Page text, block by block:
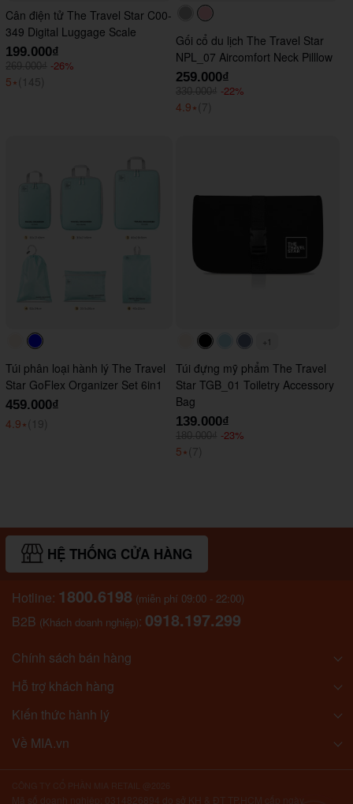
Cân điện tử The Travel Star C00-
349 Digital Luggage Scale
199.000₫
269.000₫ -26%
5⭑ (145)
#acacac
Gối cổ du lịch The Travel Star
NPL_07 Aircomfort Neck Pilllow
259.000₫
330.000₫ -22%
4.9⭑ (7)
#faf0e6
Túi phân loại hành lý The Travel
Star GoFlex Organizer Set 6in1
459.000₫
4.9⭑ (19)
#faf0e6#000000#ADD8E6
+1
Túi đựng mỹ phẩm The Travel
Star TGB_01 Toiletry Accessory
Bag
139.000₫
180.000₫ -23%
5⭑ (7)
HỆ THỐNG CỬA HÀNG
Hotline: 1800.6198 (miễn phí 09:00 - 22:00)
B2B (Khách doanh nghiệp): 0918.197.299
Chính sách bán hàng
Hỗ trợ khách hàng
Kiến thức hành lý
Về MIA.vn